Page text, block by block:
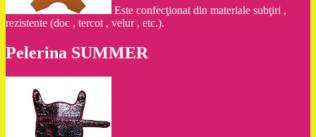
Este confecţionat din materiale subţiri ,
rezistente (doc , tercot , velur , etc.).
Pelerina SUMMER